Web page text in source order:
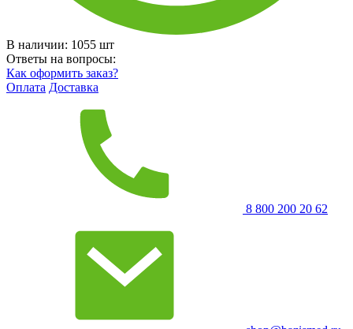
В наличии: 1055 шт
Ответы на вопросы:
Как оформить заказ?
Оплата Доставка
8 800 200 20 62